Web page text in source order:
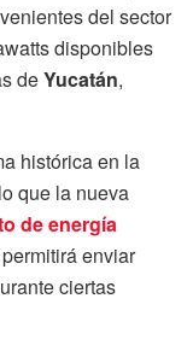
del sector
disponibles
deYucatán,
histórica en la
que la nueva
de energía
enviar
ciertas